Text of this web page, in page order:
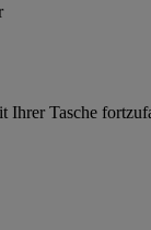
Ihrer Tasche